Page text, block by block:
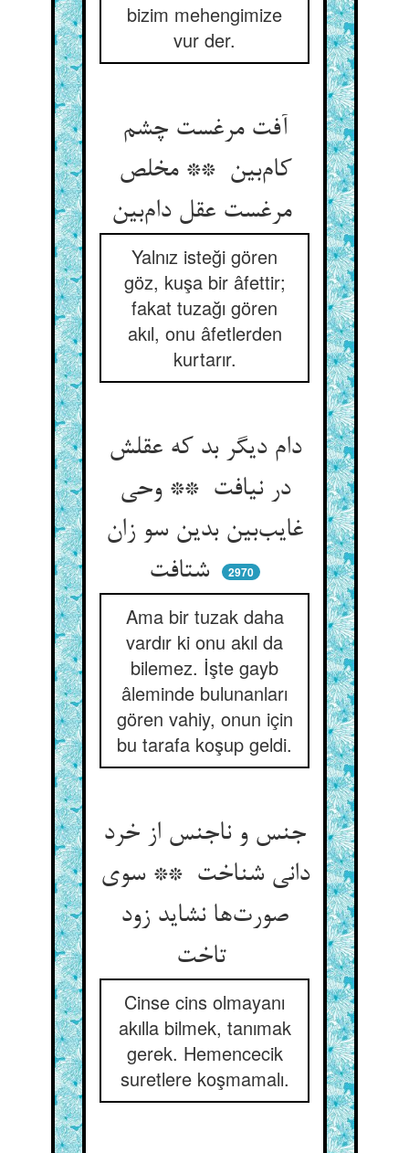
bizim mehengimize
vur der.
آفت مرغست چشم
کام‌بین ** مخلص
مرغست عقل دام‌بین
Yalnız isteği gören
göz, kuşa bir âfettir;
fakat tuzağı gören
akıl, onu âfetlerden
kurtarır.
دام دیگر بد که عقلش
در نیافت ** وحی
غایب‌بین بدین سو زان
شتافت
2970
Ama bir tuzak daha
vardır ki onu akıl da
bilemez. İşte gayb
âleminde bulunanları
gören vahiy, onun için
bu tarafa koşup geldi.
جنس و ناجنس از خرد
دانی شناخت ** سوی
صورت‌ها نشاید زود
تاخت
Cinse cins olmayanı
akılla bilmek, tanımak
gerek. Hemencecik
suretlere koşmamalı.